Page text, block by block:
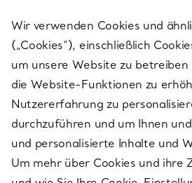
SERVICES
ÜBER TIFFANY & CO.
RECHTLICHE HINWEISE
Wir verwenden Cookies und
(„Cookies“), einschließlich
um unsere Website zu betreiben
die Website-Funktionen zu
Nutzererfahrung zu
durchzuführen und um Ihnen
und personalisierte Inhalte und
Um mehr über Cookies und ihre